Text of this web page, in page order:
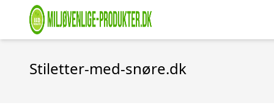
Stiletter-med-snøre.dk